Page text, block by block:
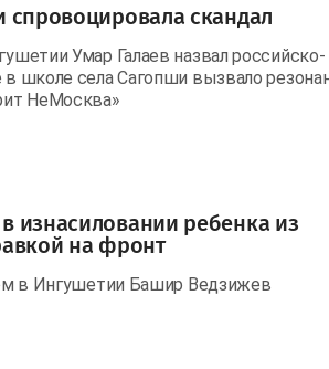
скандал
Умар Галаев назвал российско-
школе села Сагопши вызвало
НеМосква»
изнасиловании ребенка из
на фронт
в Ингушетии Башир Ведзижев